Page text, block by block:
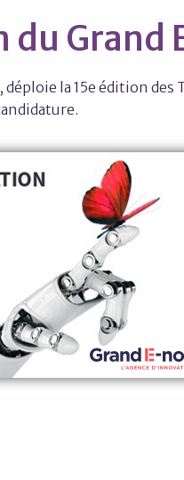
Grand
la 15e édition des